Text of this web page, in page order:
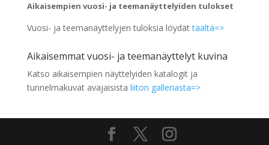
Aikaisempien vuosi- ja teemanäyttelyiden tulokset
Vuosi- ja teemanäyttelyjen tuloksia löydättäältä=>
Aikaisemmat vuosi- ja teemanäyttelyt kuvina
Katso aikaisempien näyttelyiden katalogit ja
tunnelmakuvat avajaisista liiton galleriasta=>